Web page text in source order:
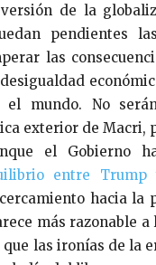
de la
pendientes
las
mundo. No
exterior de Macri,
el Gobierno
entre Trump
hacia la
más razonable a
que las ironías de la